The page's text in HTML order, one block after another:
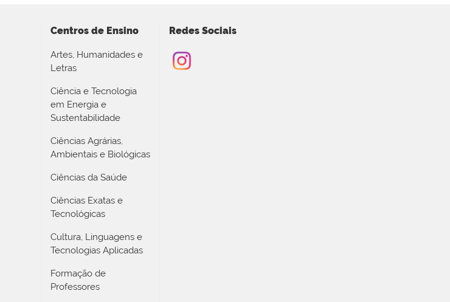
Centros de Ensino
Artes, Humanidades e
Letras
Ciência e Tecnologia
em Energia e
Sustentabilidade
Ciências Agrárias,
Ambientais e Biológicas
Ciências da Saúde
Ciências Exatas e
Tecnológicas
Cultura, Linguagens e
Tecnologias Aplicadas
Formação de
Professores
Redes Sociais